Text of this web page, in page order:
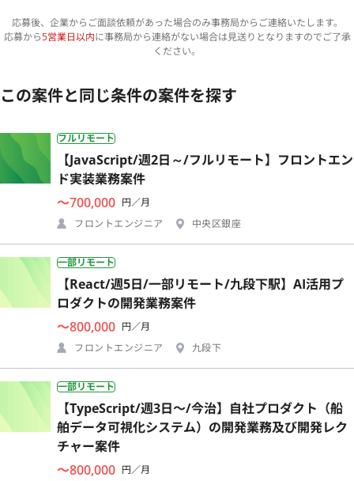
応募後、企業からご面談依頼があった場合のみ事務局からご連絡いたします。
応募から5営業日以内に事務局から連絡がない場合は見送りとなりますのでご了承
ください。
この案件と同じ条件の案件を探す
フルリモート
【JavaScript/週2日～/フルリモート】フロントエン
ド実装業務案件
〜700,000 円／月
フロントエンジニア
中央区銀座
一部リモート
【React/週5日/一部リモート/九段下駅】AI活用プ
ロダクトの開発業務案件
〜800,000 円／月
フロントエンジニア
九段下
一部リモート
【TypeScript/週3日〜/今治】自社プロダクト（船
舶データ可視化システム）の開発業務及び開発レク
チャー案件
〜800,000 円／月